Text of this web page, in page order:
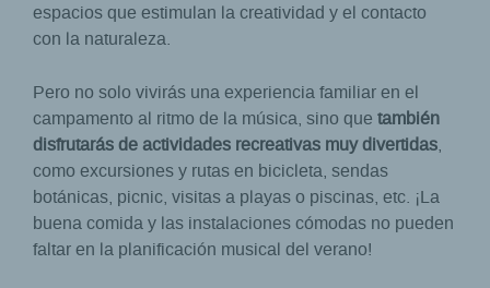
espacios que estimulan la creatividad y el contacto
con la naturaleza.
Pero no solo vivirás una experiencia familiar en el
campamento al ritmo de la música, sino que también
disfrutarás de actividades recreativas muy divertidas,
como excursiones y rutas en bicicleta, sendas
botánicas, picnic, visitas a playas o piscinas, etc. ¡La
buena comida y las instalaciones cómodas no pueden
faltar en la planificación musical del verano!